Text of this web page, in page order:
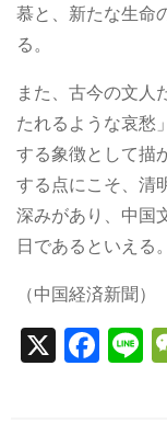
慕と、新たな生命
る。
また、古今の文人
たれるような哀愁
する象徴として描
する点にこそ、清
深みがあり、中国
日であるといえる。
（中国経済新聞）
X F
a
Li
n